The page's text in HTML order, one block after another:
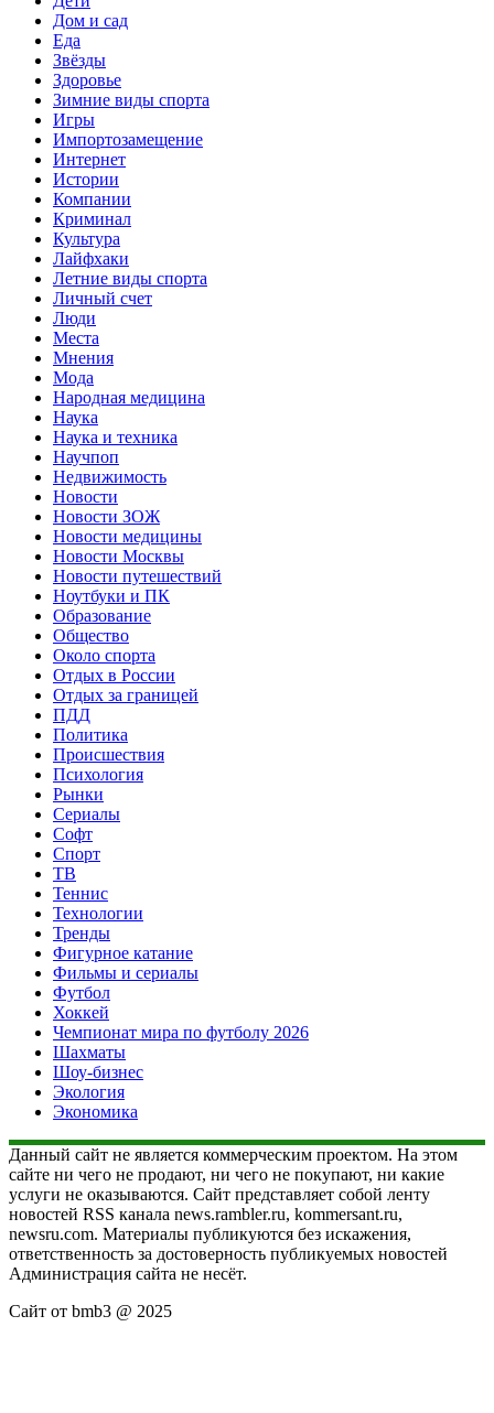
Дом и сад
Еда
Звёзды
Здоровье
Зимние виды спорта
Игры
Импортозамещение
Интернет
Истории
Компании
Криминал
Культура
Лайфхаки
Летние виды спорта
Личный счет
Люди
Места
Мнения
Мода
Народная медицина
Наука
Наука и техника
Научпоп
Недвижимость
Новости
Новости ЗОЖ
Новости медицины
Новости Москвы
Новости путешествий
Ноутбуки и ПК
Образование
Общество
Около спорта
Отдых в России
Отдых за границей
ПДД
Политика
Происшествия
Психология
Рынки
Сериалы
Софт
Спорт
ТВ
Теннис
Технологии
Тренды
Фигурное катание
Фильмы и сериалы
Футбол
Хоккей
Чемпионат мира по футболу 2026
Шахматы
Шоу-бизнес
Экология
Экономика
Данный сайт не является коммерческим проектом. На этом
сайте ни чего не продают, ни чего не покупают, ни какие
услуги не оказываются. Сайт представляет собой ленту
новостей RSS канала news.rambler.ru, kommersant.ru,
newsru.com. Материалы публикуются без искажения,
ответственность за достоверность публикуемых новостей
Администрация сайта не несёт.
Сайт от bmb3 @ 2025